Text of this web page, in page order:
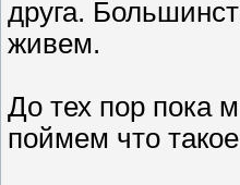
друга.
живем.
До тех пор пока
поймем что